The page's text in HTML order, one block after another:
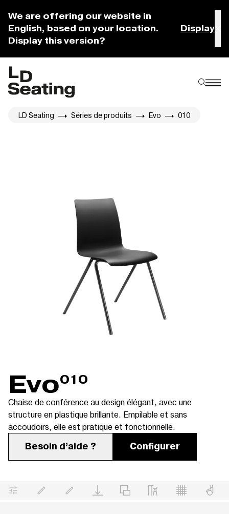
We are offering our website in
English, based on your location.
Display this version?
Display
LD Seating Séries de produits Evo 010
Evo010
Chaise de conférence au design élégant, avec une
structure en plastique brillante. Empilable et sans
accoudoirs, elle est pratique et fonctionnelle.
Besoin d’aide ? Configurer